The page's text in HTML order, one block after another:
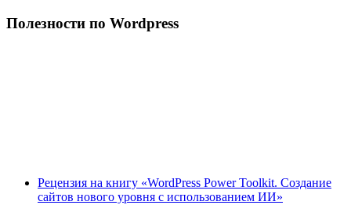
Полезности по Wordpress
Рецензия на книгу «WordPress Power Toolkit. Создание
сайтов нового уровня с использованием ИИ»